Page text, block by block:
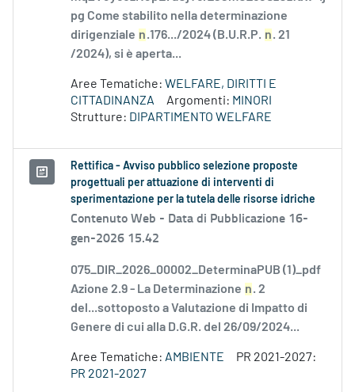
pg Come stabilito nella determinazione
dirigenziale n.176.../2024 (B.U.R.P. n. 21
/2024), si è aperta...
Aree Tematiche: WELFARE, DIRITTI E
CITTADINANZA
Argomenti: MINORI
Strutture: DIPARTIMENTO WELFARE
Rettifica - Avviso pubblico selezione proposte
progettuali per attuazione di interventi di
sperimentazione per la tutela delle risorse idriche
Contenuto Web - Data di Pubblicazione 16-
gen-2026 15.42
075_DIR_2026_00002_DeterminaPUB (1)_pdf
Azione 2.9 - La Determinazione n. 2
del...sottoposto a Valutazione di Impatto di
Genere di cui alla D.G.R. del 26/09/2024...
Aree Tematiche: AMBIENTE
PR 2021-2027:
PR 2021-2027